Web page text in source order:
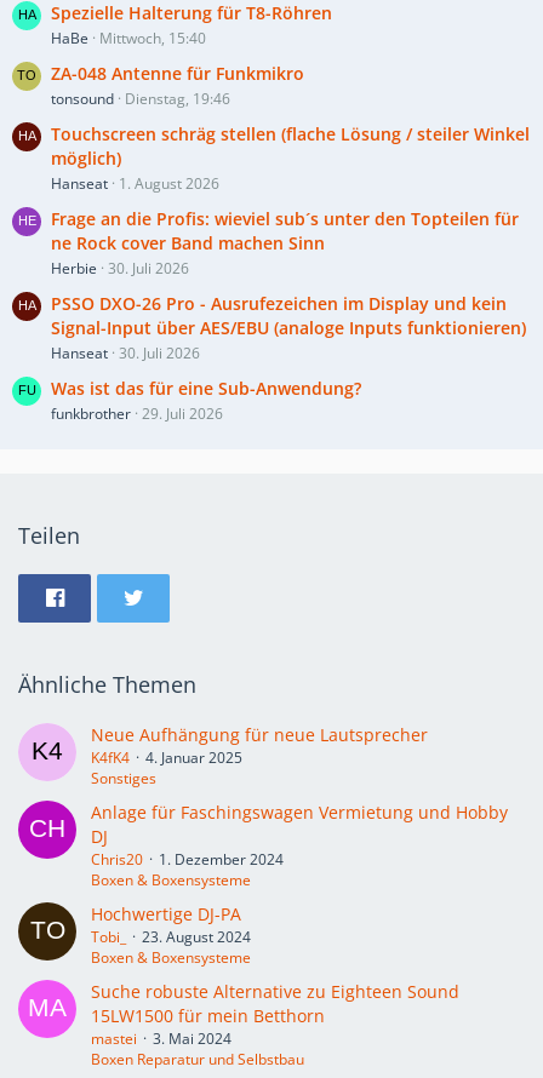
Spezielle Halterung für T8-Röhren
HaBe Mittwoch, 15:40
ZA-048 Antenne für Funkmikro
tonsound Dienstag, 19:46
Touchscreen schräg stellen (flache Lösung / steiler Winkel
möglich)
Hanseat 1. August 2026
Frage an die Profis: wieviel sub´s unter den Topteilen für
ne Rock cover Band machen Sinn
Herbie 30. Juli 2026
PSSO DXO-26 Pro - Ausrufezeichen im Display und kein
Signal-Input über AES/EBU (analoge Inputs funktionieren)
Hanseat 30. Juli 2026
Was ist das für eine Sub-Anwendung?
funkbrother 29. Juli 2026
Teilen
Ähnliche Themen
Neue Aufhängung für neue Lautsprecher
K4fK4
4. Januar 2025
Sonstiges
Anlage für Faschingswagen Vermietung und Hobby
DJ
Chris20
1. Dezember 2024
Boxen & Boxensysteme
Hochwertige DJ-PA
Tobi_
23. August 2024
Boxen & Boxensysteme
Suche robuste Alternative zu Eighteen Sound
15LW1500 für mein Betthorn
mastei
3. Mai 2024
Boxen Reparatur und Selbstbau